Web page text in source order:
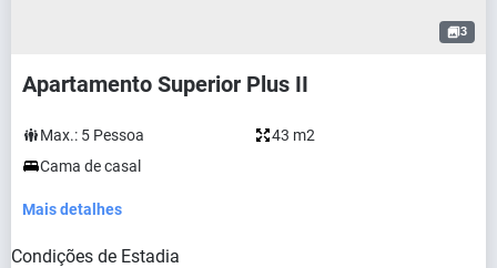
3
Apartamento Superior Plus II
Max.: 5 Pessoa
43 m2
Cama de casal
Mais detalhes
Condições de Estadia